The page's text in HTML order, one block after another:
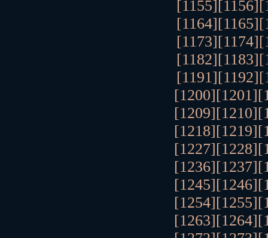
[1155] [1156]
[1164][1165]
[1173][1174]
[1182][1183]
[1191][1192]
[1200][1201]
[1209][1210]
[1218][1219]
[1227][1228]
[1236][1237]
[1245][1246]
[1254][1255]
[1263][1264]